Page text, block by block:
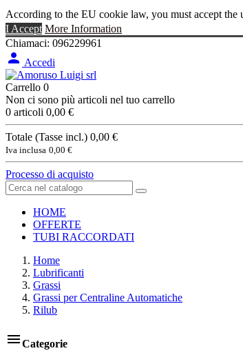
According to the EU cookie law, you must accept the
I Accept More Information
Chiamaci: 096229961
 Accedi
Carrello 0
Non ci sono più articoli nel tuo carrello
0 articoli 0,00 €
Totale (Tasse incl.) 0,00 €
Iva inclusa 0,00 €
Processo di acquisto
HOME
OFFERTE
TUBI RACCORDATI
Home
Lubrificanti
Grassi
Grassi per Centraline Automatiche
Rilub
Categorie